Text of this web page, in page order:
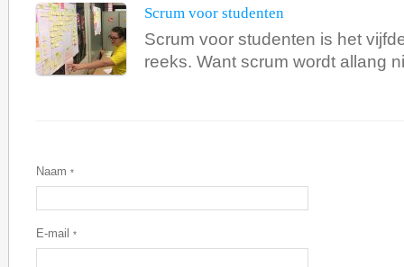
Scrum voor studenten
Scrum voor studenten is het
reeks. Want scrum wordt allang
Naam *
E-mail *